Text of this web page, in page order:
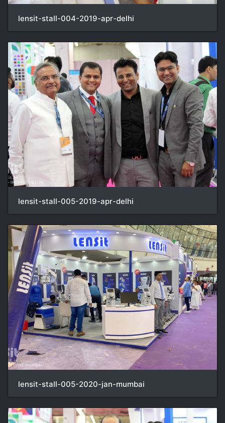
lensit-stall-004-2019-apr-delhi
lensit-stall-005-2019-apr-delhi
lensit-stall-005-2020-jan-mumbai